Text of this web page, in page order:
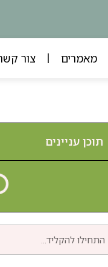
מאמרים צור
תוכן עניינים